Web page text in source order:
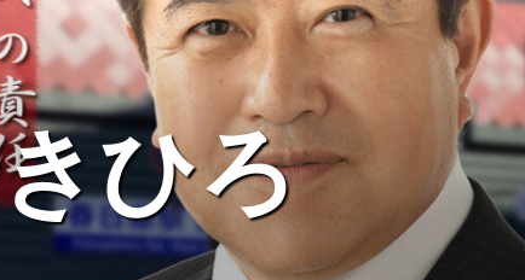
ひろ